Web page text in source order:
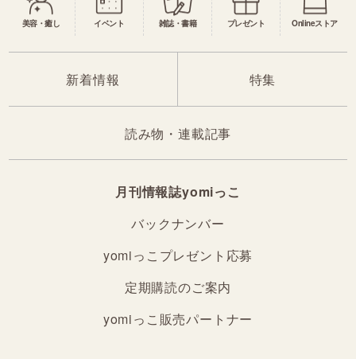
美容・癒し イベント 雑誌・書籍 プレゼント Onlineストア
新着情報 特集
読み物・連載記事
月刊情報誌yomiっこ
バックナンバー
yomiっこプレゼント応募
定期購読のご案内
yomiっこ販売パートナー